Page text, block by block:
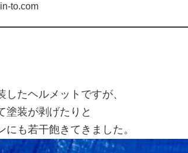
to.com
したヘルメットですが、
塗装が剥げたりと
にも若干飽きてきました。